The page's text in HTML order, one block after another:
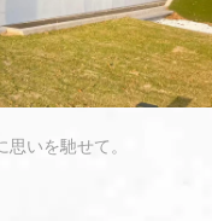
思いを馳せて。